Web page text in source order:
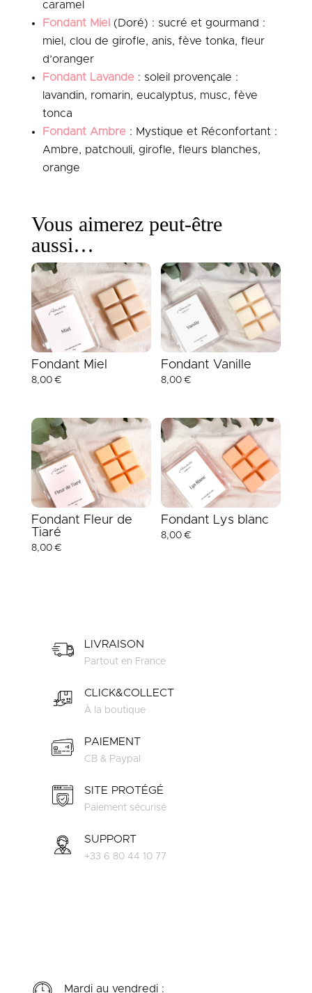
caramel
Fondant Miel (Doré) : sucré et gourmand :
miel, clou de girofle, anis, fève tonka, fleur
d’oranger
Fondant Lavande: soleil provençale :
lavandin, romarin, eucalyptus, musc, fève
tonca
Fondant Ambre : Mystique et Réconfortant :
Ambre, patchouli, girofle, fleurs blanches,
orange
Vous aimerez peut-être
aussi…
Fondant Miel
8,00€
Fondant Vanille
8,00€
Fondant Fleur de
Tiaré
8,00€
Fondant Lys blanc
8,00€
LIVRAISON
Partout en France
CLICK&COLLECT
À la boutique
PAIEMENT
CB & Paypal
SITE PROTÉGÉ
Paiement sécurisé
SUPPORT
+33 6 80 44 10 77
Mardi au vendredi :